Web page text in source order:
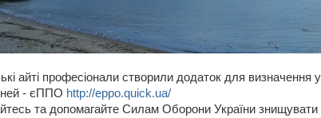
айті професіонали створили додаток для визначення
- єППО http://eppo.quick.ua/
та допомагайте Силам Оборони України